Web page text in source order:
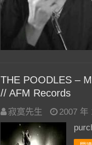
THE POODLES –
// AFM Records
寂寞先生 2007 年